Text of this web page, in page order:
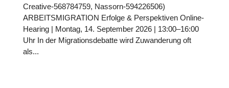
Creative-568784759, Nassorn-594226506)
ARBEITSMIGRATION Erfolge & Per­spek­ti­ven Online-
Hearing | Montag, 14. Sep­tem­ber 2026 | 13:00–16:00
Uhr In der Migra­ti­ons­de­batte wird Zuwan­de­rung oft
als...